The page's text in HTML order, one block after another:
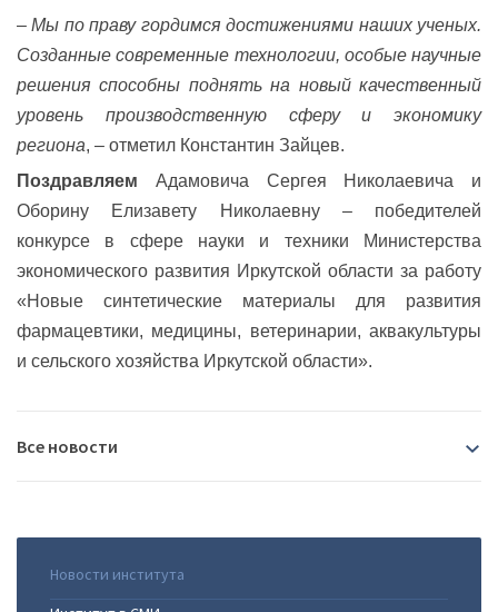
–Мы по праву гордимся достижениями наших ученых.
Созданные современные технологии, особые научные
решения способны поднять на новый качественный
уровень производственную сферу и экономику
региона, – отметил Константин Зайцев.
Поздравляем Адамовича Сергея Николаевича и
Оборину Елизавету Николаевну – победителей
конкурсе в сфере науки и техники Министерства
экономического развития Иркутской области за работу
«Новые синтетические материалы для развития
фармацевтики, медицины, ветеринарии, аквакультуры
и сельского хозяйства Иркутской области».
Все новости
международный демографический форум
2025
Новости института